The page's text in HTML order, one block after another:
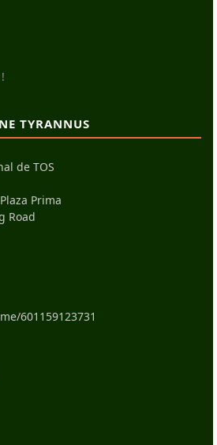
TYRANNUS
de TOS
Prima
Road
601159123731